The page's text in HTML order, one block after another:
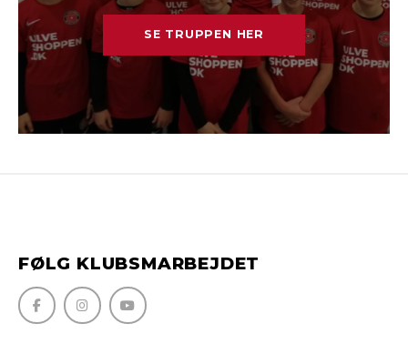
SE TRUPPEN HER
FØLG KLUBSMARBEJDET